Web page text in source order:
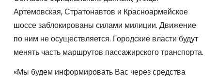
Артемовская, Стратонавтов и Красноармейское
шоссе заблокированы силами милиции. Движение
по ним не осуществляется. Городские власти будут
менять часть маршрутов пассажирского транспорта.
«Мы будем информировать Вас через средства